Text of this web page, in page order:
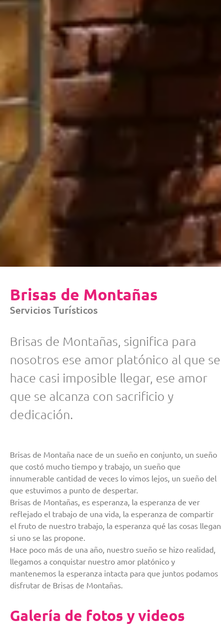
Brisas de Montañas
Servicios Turísticos
Brisas de Montañas, significa para
nosotros ese amor platónico al que se
hace casi imposible llegar, ese amor
que se alcanza con sacrificio y
dedicación.
Brisas de Montaña nace de un sueño en conjunto, un sueño
que costó mucho tiempo y trabajo, un sueño que
innumerable cantidad de veces lo vimos lejos, un sueño del
que estuvimos a punto de despertar.
Brisas de Montañas, es esperanza, la esperanza de ver
reflejado el trabajo de una vida, la esperanza de compartir
el fruto de nuestro trabajo, la esperanza qué las cosas llegan
si uno se las propone.
Hace poco más de una año, nuestro sueño se hizo realidad,
llegamos a conquistar nuestro amor platónico y
mantenemos la esperanza intacta para que juntos podamos
disfrutar de Brisas de Montañas.
Galería de fotos y videos